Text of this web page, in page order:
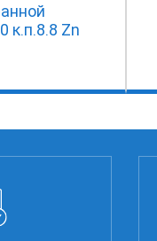
к.п.8.8 Zn